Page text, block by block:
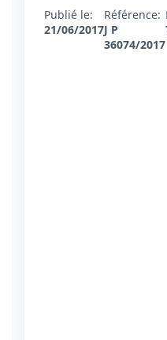
Publié le:
21/06/2017
Référence:
J P
36074/2017